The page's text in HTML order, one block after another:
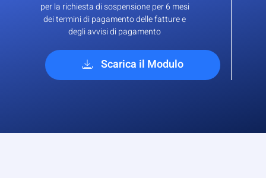
per la richiesta di sospensione per 6 mesi
dei termini di pagamento delle fatture e
degli avvisi di pagamento
Scarica il Modulo